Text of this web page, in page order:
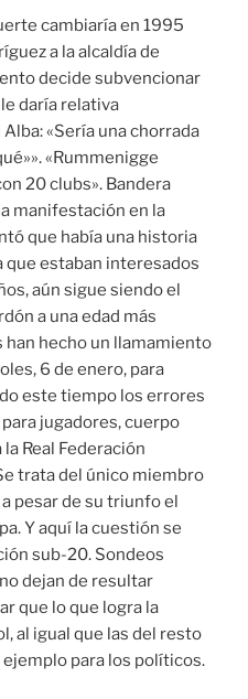
cambiaría en 1995
a la alcaldía de
decide subvencionar
daría relativa
«Sería una chorrada
«Rummenigge
20 clubs». Bandera
manifestación en la
que había una historia
estaban interesados
aún sigue siendo el
a una edad más
hecho un llamamiento
6 de enero, para
este tiempo los errores
jugadores, cuerpo
Real Federación
trata del único miembro
pesar de su triunfo el
Y aquí la cuestión se
sub-20. Sondeos
dejan de resultar
que lo que logra la
al igual que las del resto
para los políticos.